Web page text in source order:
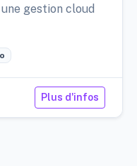
gestion cloud
Plus d'infos